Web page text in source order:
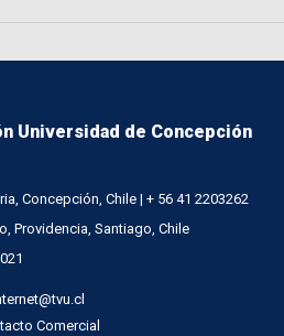
Universidad de Concepción
Concepción, Chile | + 56 41 2203262
Providencia, Santiago, Chile
Comercial